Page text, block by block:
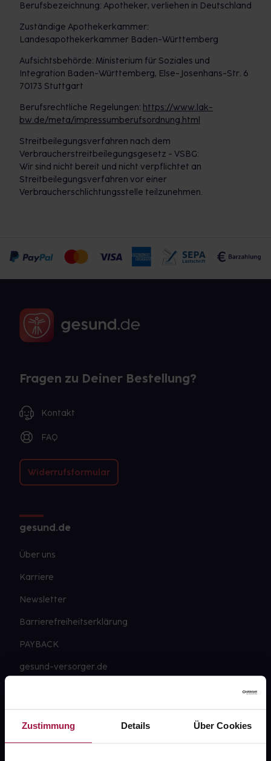
Zustimmung Details Über Cookies
Berufsbezeichnung: Apotheker, verliehen in Deutschland
Zuständige Apothekerkammer:
Landesapothekerkammer Baden-Württemberg
Aufsichtsbehörde: Ministerium für Soziales und
Integration Baden-Württemberg, Else-Josenhans-Str. 6
70173 Stuttgart
Berufsrechtliche Regelungen: https://www.lak-
bw.de/meta/impressumberufsordnung.html
Streitbeilegungsverfahren nach dem
Verbraucherstreitbeilegungsgesetz - VSBG:
Wir sind nicht bereit und nicht verpflichtet an
Streitbeilegungsverfahren vor einer
Verbraucherschlichtungsstelle teilzunehmen.
Fragen zu Deiner Bestellung?
Kontakt
FAQ
Widerrufsformular
gesund.de
Über uns
Karriere
Newsletter
Barrierefreiheitserklärung
PAYBACK
gesund-versorger.de
Datenschutz